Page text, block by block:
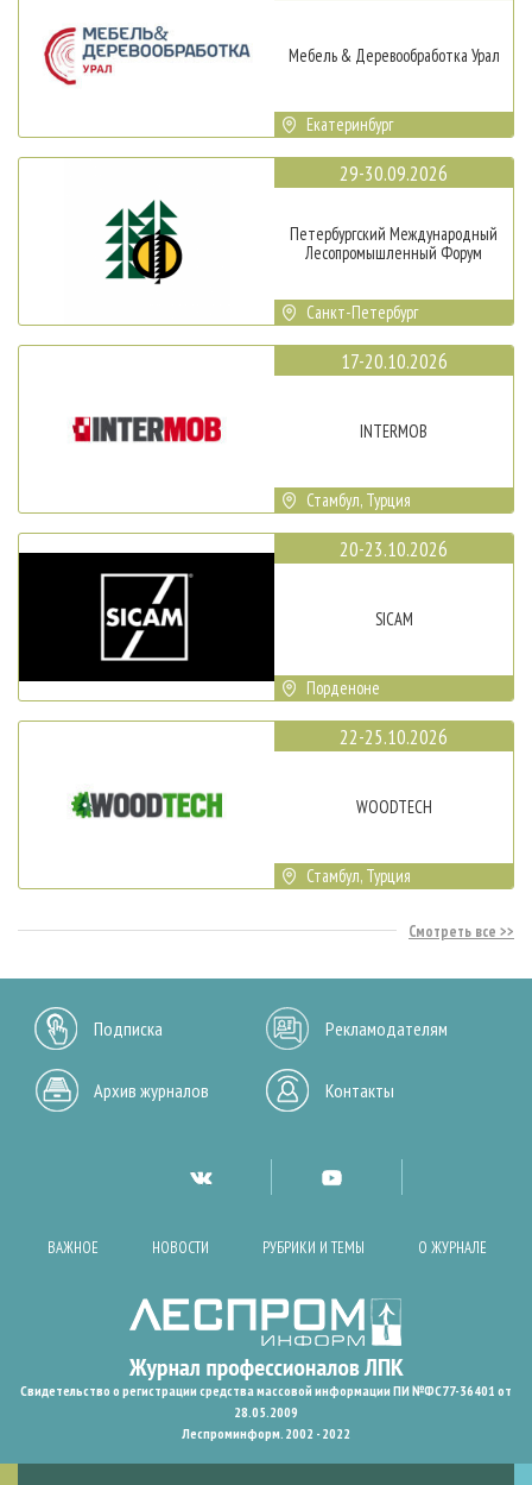
Мебель & Деревообработка Урал
Екатеринбург
29-30.09.2026
Петербургский Международный
Лесопромышленный Форум
Санкт-Петербург
17-20.10.2026
INTERMOB
Стамбул, Турция
20-23.10.2026
SICAM
Порденоне
22-25.10.2026
WOODTECH
Стамбул, Турция
Смотреть все
Подписка Рекламодателям
Архив журналов Контакты
ВАЖНОЕ НОВОСТИ РУБРИКИ И ТЕМЫ О ЖУРНАЛЕ
Свидетельство о регистрации средства массовой информации ПИ №ФС77-36401 от
28.05.2009
Леспроминформ. 2002 - 2022